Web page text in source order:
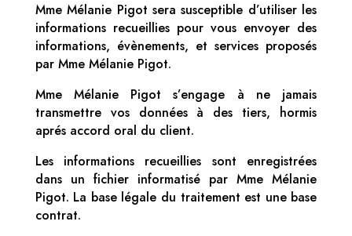
Mme Mélanie Pigot sera susceptible d’utiliser les
informations recueillies pour vous envoyer des
informations, évènements, et services proposés
par Mme Mélanie Pigot.
Mme Mélanie Pigot s’engage à ne jamais
transmettre vos données à des tiers, hormis
aprés accord oral du client.
Les informations recueillies sont enregistrées
dans un fichier informatisé par Mme Mélanie
Pigot. La base légale du traitement est une base
contrat.